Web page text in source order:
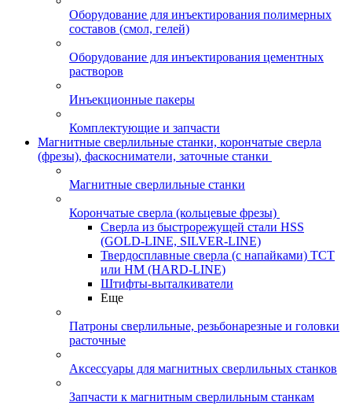
Оборудование для инъектирования полимерных
составов (смол, гелей)
Оборудование для инъектирования цементных
растворов
Инъекционные пакеры
Комплектующие и запчасти
Магнитные сверлильные станки, корончатые сверла
(фрезы), фаскосниматели, заточные станки
Магнитные сверлильные станки
Корончатые сверла (кольцевые фрезы)
Сверла из быстрорежущей стали HSS
(GOLD-LINE, SILVER-LINE)
Твердосплавные сверла (с напайками) ТСТ
или HM (HARD-LINE)
Штифты-выталкиватели
Еще
Патроны сверлильные, резьбонарезные и головки
расточные
Аксессуары для магнитных сверлильных станков
Запчасти к магнитным сверлильным станкам